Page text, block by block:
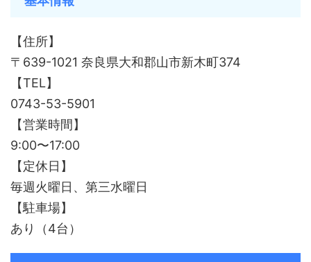
【住所】
〒639-1021 奈良県大和郡山市新木町374
【TEL】
0743-53-5901
【営業時間】
9:00〜17:00
【定休日】
毎週火曜日、第三水曜日
【駐車場】
あり（4台）